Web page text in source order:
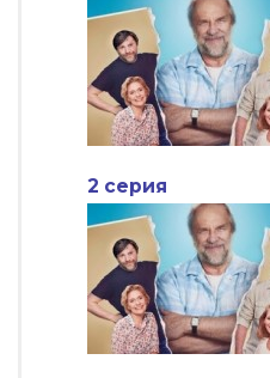
2 серия